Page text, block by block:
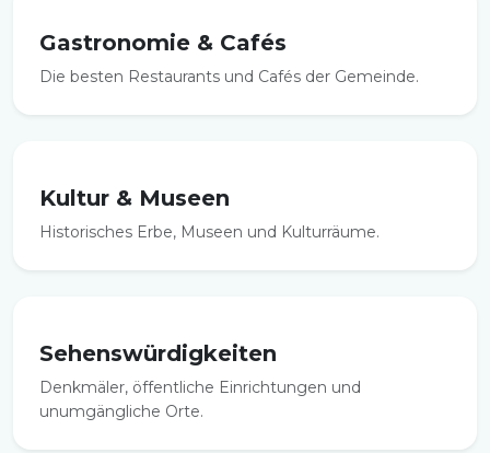
Gastronomie & Cafés
Die besten Restaurants und Cafés der Gemeinde.
Kultur & Museen
Historisches Erbe, Museen und Kulturräume.
Sehenswürdigkeiten
Denkmäler, öffentliche Einrichtungen und
unumgängliche Orte.